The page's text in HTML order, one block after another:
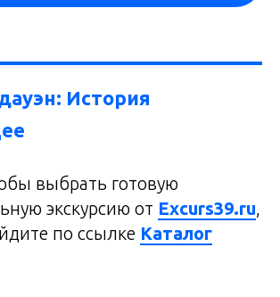
История
выбрать готовую
экскурсию от Excurs39.ru,
по ссылке Каталог